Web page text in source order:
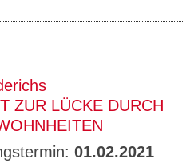
ZUR LÜCKE DURCH
01.02.2021